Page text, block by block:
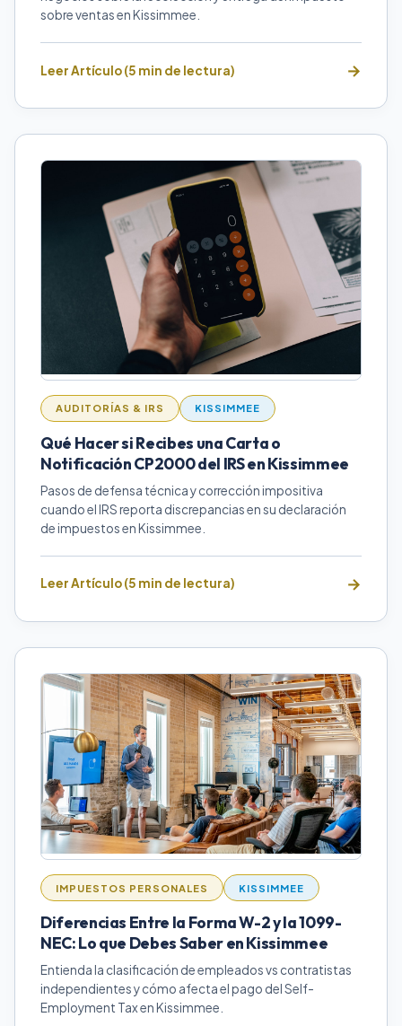
sobre ventas en Kissimmee.
Leer Artículo (5 min de lectura)
AUDITORÍAS & IRS KISSIMMEE
Qué Hacer si Recibes una Carta o
Notificación CP2000 del IRS en Kissimmee
Pasos de defensa técnica y corrección impositiva
cuando el IRS reporta discrepancias en su declaración
de impuestos en Kissimmee.
Leer Artículo (5 min de lectura)
IMPUESTOS PERSONALES KISSIMMEE
Diferencias Entre la Forma W-2 y la 1099-
NEC: Lo que Debes Saber en Kissimmee
Entienda la clasificación de empleados vs contratistas
independientes y cómo afecta el pago del Self-
Employment Tax en Kissimmee.